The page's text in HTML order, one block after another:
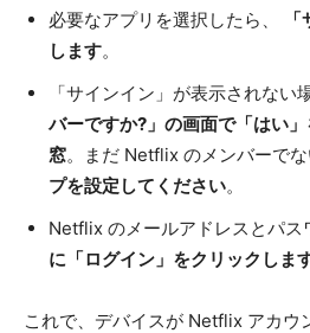
必要なアプリを選択したら、
します。
「サインイン」が表示されない
バーですか?」の画面で「はい」
窓。まだ Netflix のメンバーでな
プを設定してください。
Netflix のメールアドレスとパス
に「ログイン」をクリックします
これで、デバイスが Netflix アカウ